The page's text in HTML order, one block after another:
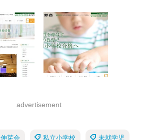
advertisement
伸芽会 私立小学校 未就学児